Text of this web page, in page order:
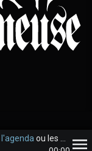
l'agenda ou les
archives